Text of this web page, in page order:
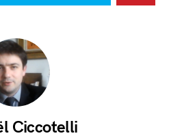
Ciccotelli